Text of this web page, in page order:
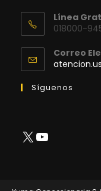
Línea
018000-
Correo
Síguenos
X YouTube